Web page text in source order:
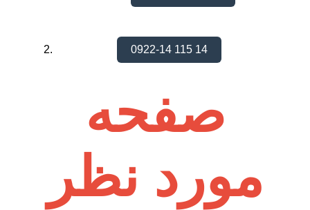
0922-14 115 14
صفحه
مورد نظر